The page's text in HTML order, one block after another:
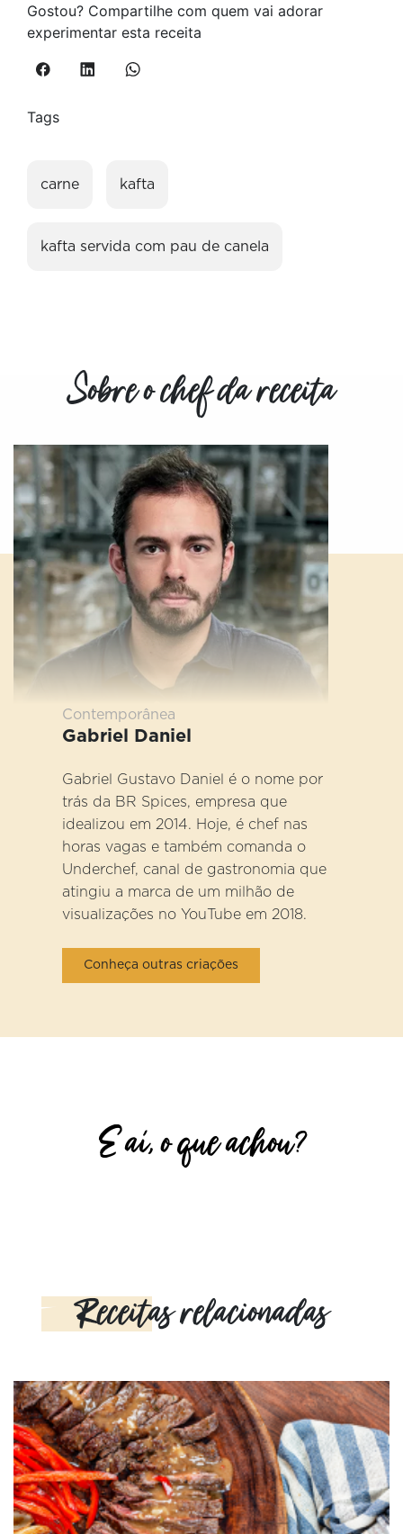
Gostou? Compartilhe com quem vai adorar
experimentar esta receita
Tags
carne kafta
kafta servida com pau de canela
Sobre o chef da receita
Contemporânea
Gabriel Daniel
Gabriel Gustavo Daniel é o nome por
trás da BR Spices, empresa que
idealizou em 2014. Hoje, é chef nas
horas vagas e também comanda o
Underchef, canal de gastronomia que
atingiu a marca de um milhão de
visualizações no YouTube em 2018.
Conheça outras criações
E aí, o que achou?
Receitas relacionadas